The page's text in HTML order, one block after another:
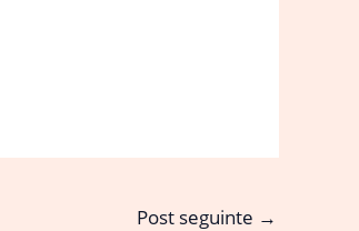
Post seguinte →